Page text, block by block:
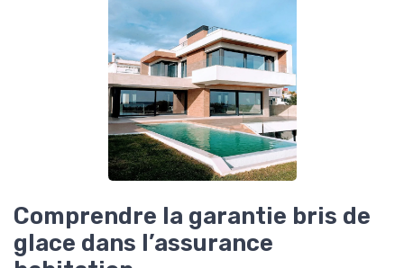
Comprendre la garantie bris de
glace dans l’assurance